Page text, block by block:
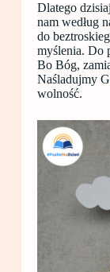
Dlatego
nam według
do
myślenia. Do
Bo Bóg,
Naśladujmy
wolność.